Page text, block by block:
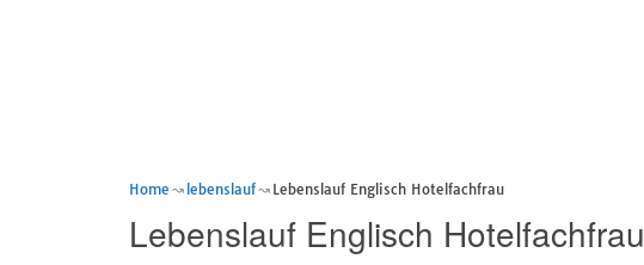
Home lebenslauf Lebenslauf Englisch Hotelfachfrau
Lebenslauf Englisch Hotelfachfrau